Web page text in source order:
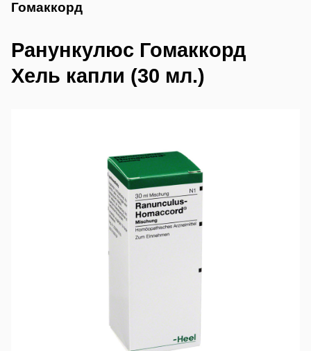
Гомаккорд
Ранункулюс Гомаккорд
Хель капли (30 мл.)